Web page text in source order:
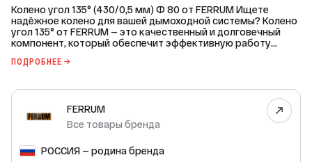
Колено угол 135° (430/0,5 мм) Ф 80 от FERRUM Ищете
надёжное колено для вашей дымоходной системы? Колено
угол 135° от FERRUM — это качественный и долговечный
компонент, который обеспечит эффективную работу
Марка стали: AISI 430. * Материал: нержавеющая сталь. *
дымоходной системы: Ferrum GS. * Сфера применения: для
теплогенераторов на газовом топливе. * Тип элемента:
одностенный. * Толщина материала внутреннего контура:
0,5 мм. * Угол: 135°. Колено угол 135° от FERRUM изготовлено
из высококачественной нержавеющей стали AISI 430,
которая обеспечивает прочность и долговечность
изделия. Рабочая температура до 450 °C позволяет
ПОДРОБНЕЕ →
FERRUM
Все товары бренда
РОССИЯ — родина бренда